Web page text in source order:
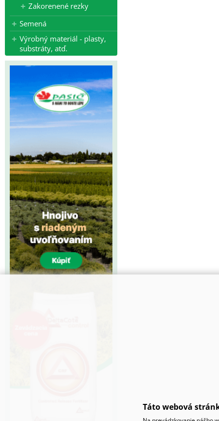
Zakorenené rezky
Semená
Výrobný materiál - plasty,
substráty, atď.
Táto webová